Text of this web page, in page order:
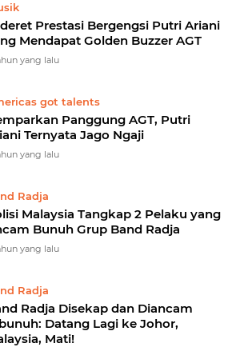
Prestasi Bergengsi Putri Ariani
Mendapat Golden Buzzer AGT
yang lalu
got talents
Panggung AGT, Putri
Ternyata Jago Ngaji
yang lalu
Radja
Malaysia Tangkap 2 Pelaku yang
Bunuh Grup Band Radja
yang lalu
Radja
Radja Disekap dan Diancam
Datang Lagi ke Johor,
Mati!